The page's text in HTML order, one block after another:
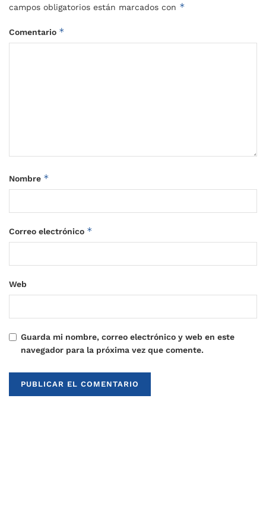
campos obligatorios están marcados con *
Comentario *
Nombre *
Correo electrónico *
Web
Guarda mi nombre, correo electrónico y web en este
navegador para la próxima vez que comente.